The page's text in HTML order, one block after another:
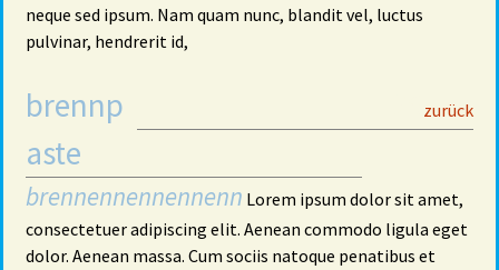
neque sed ipsum. Nam quam nunc, blandit vel, luctus
pulvinar, hendrerit id,
zurück
brennp
aste
brennennennennenn Lorem ipsum dolor sit amet,
consectetuer adipiscing elit. Aenean commodo ligula eget
dolor. Aenean massa. Cum sociis natoque penatibus et